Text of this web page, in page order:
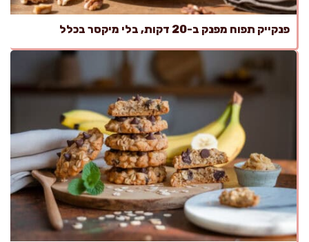
פנקייק תפוח מפנק ב-20 דקות, בלי מיקסר בכלל